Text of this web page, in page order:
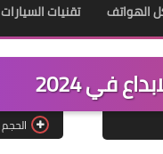
الهواتف تقنيات السيارات
الحجم